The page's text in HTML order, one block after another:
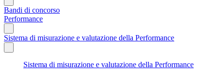
Bandi di concorso
Performance
Sistema di misurazione e valutazione della Performance
Sistema di misurazione e valutazione della Performance